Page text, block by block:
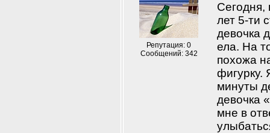
Репутация: 0
Сообщений: 342
Сегодня,
лет 5-ти
девочка
ела. На
похожа
фигурку.
минуты
девочка
мне в